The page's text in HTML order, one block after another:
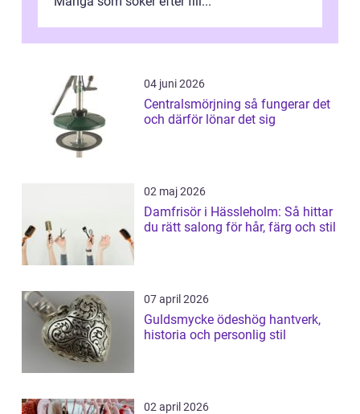
04 juni 2026
Centralsmörjning så fungerar det
och därför lönar det sig
02 maj 2026
Damfrisör i Hässleholm: Så hittar
du rätt salong för hår, färg och stil
07 april 2026
Guldsmycke ödeshög hantverk,
historia och personlig stil
02 april 2026